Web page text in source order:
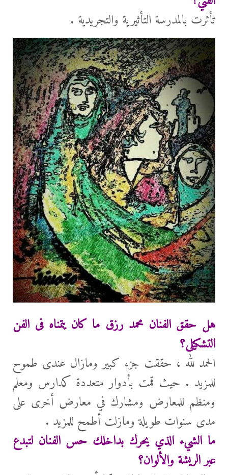
تأثرت بالمدرسة التأثيرية والتجريدية .
هل حقق الفنان محمد رزق ما كان يتمناه فى الفن
التشكيلى؟
الحمد لله ، حققت جزء كبير ومازال عندى طموح
للمزيد . حيث قمت بأدوار متعددة كدارس ومعلم
ومنظم للمعارض ومشارك في معارض أخرى على
مدى سنوات طويلة ومازلت أطمح للمزيد .
ما الشيء الذي يحرك بداخلك حس الفنان لتبدع
عبر الريشة والألوان؟